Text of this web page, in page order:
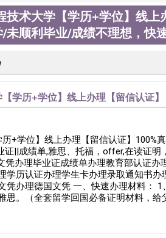
术大学【学历+学位】线上
顺利毕业/成绩不理想，快
学历+学位】线上办理【留信认证】
想，快速办
+学位】线上办理【留信认证】100%
||成绩单,雅思、托福，offer,在读证明
办理毕业证成绩单办理教育部认证办
历认证办理学生卡办理录取通知书办
办理德国文凭 一、快速办理材料： 1
思。（全套留学回国必备证明材料，给
以安排办理，毕业证成绩单，学校，专